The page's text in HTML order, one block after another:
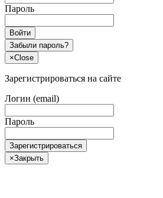
Пароль
Войти
Забыли пароль?
×Close
Зарегистрироваться на сайте
Логин (email)
Пароль
Зарегистрироваться
×Закрыть